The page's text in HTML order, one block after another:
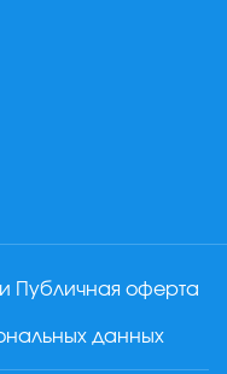
Публичная оферта
данных